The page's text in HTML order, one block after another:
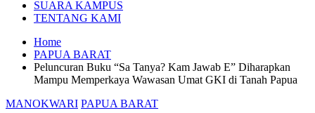
SUARA KAMPUS
TENTANG KAMI
Home
PAPUA BARAT
Peluncuran Buku “Sa Tanya? Kam Jawab E” Diharapkan
Mampu Memperkaya Wawasan Umat GKI di Tanah Papua
MANOKWARI PAPUA BARAT